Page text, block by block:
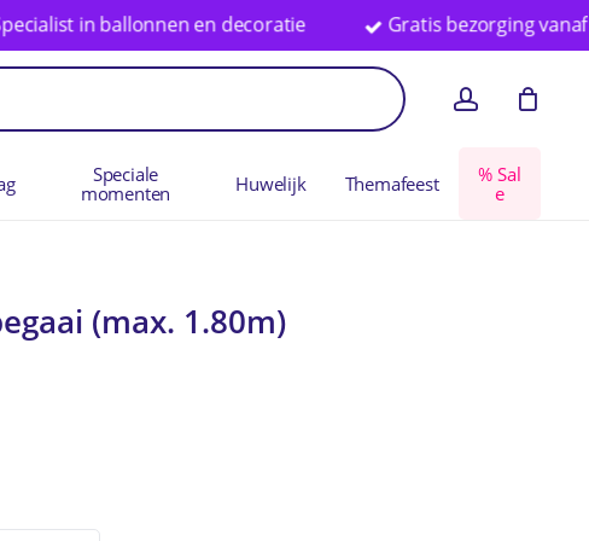
ballonnen en decoratie Gratis bezorging vanaf € 75 in
Speciale
momenten
Huwelijk Themafeest % Sal
e
Close
(max. 1.80m)